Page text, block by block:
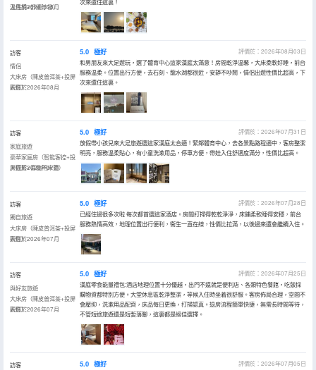
温馬桶+舒適沙發）
入住於2026年08月
訪客
情侶
大床房（陳皮普洱茶+投屏
觀影）
入住於2026年08月
5.0 極好
評價於：2026年08月03日
和男朋友來大足遊玩，選了體育中心這家漢庭太滿意！房間乾淨温馨，大床柔軟好睡，前台
服務温柔。位置出行方便，去石刻、龍水湖都很近，安靜不吵鬧，情侶出遊性價比超高，下
次來還住這裏。
訪客
家庭旅遊
豪華家庭房（智能客控+投
屏觀影+喜臨門床墊）
入住於2026年07月
5.0 極好
評價於：2026年07月31日
放假帶小孩兒來大足旅遊選這家漢庭太合適！緊鄰體育中心，去各景點路程適中，客房整潔
明亮，服務温柔貼心，有小童洗漱用品，停車方便，帶娃入住舒適度滿分，性價比超高。
訪客
獨自旅遊
大床房（陳皮普洱茶+投屏
觀影）
入住於2026年07月
5.0 極好
評價於：2026年07月28日
已經住過很多次啦 每次都首選這家酒店。房間打掃得乾乾淨淨，床鋪柔軟睡得安穩，前台
服務熱情高效，地理位置出行便利，衞生一直在線，性價比拉滿，以後過來還會繼續入住。
訪客
與好友旅遊
大床房（陳皮普洱茶+投屏
觀影）
入住於2026年07月
5.0 極好
評價於：2026年07月25日
漢庭零食能量禮包:酒店地理位置十分優越，出門不遠就是便利店、各類特色餐館，吃飯採
購物資都特別方便。大堂休息區乾淨整潔，等候入住時坐着很舒服。客房佈局合理，空間不
會壓抑，洗漱用品配齊，床品每日更換，打掃認真。退房流程簡單快捷，無需長時間等待，
不管短途旅遊還是短暫落腳，這裏都是絕佳選擇。
訪客
5.0 極好
評價於：2026年07月05日